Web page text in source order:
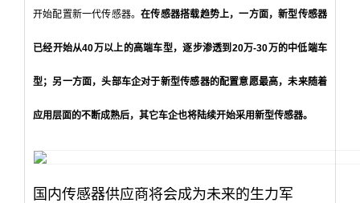
开始配置新一代传感器。在传感器搭载趋势上，一方面，新型传感器
已经开始从40万以上的高端车型，逐步渗透到20万-30万的中低端车
型；另一方面，头部车企对于新型传感器的配置意愿最高，未来随着
应用层面的不断成熟后，其它车企也将陆续开始采用新型传感器。
国内传感器供应商将会成为未来的生力军